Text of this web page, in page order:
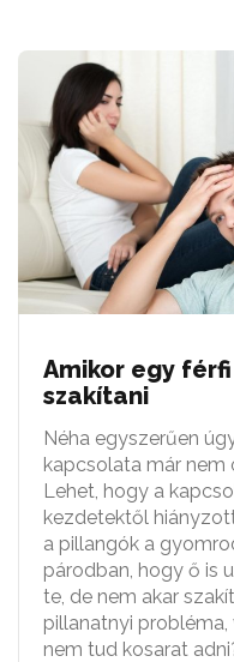
Amikor egy
szakítani
Néha egyszerűen
kapcsolata már nem
Lehet, hogy a
kezdetektől
a pillangók a
párodban, hogy ő is
te, de nem akar
pillanatnyi
nem tud kosarat